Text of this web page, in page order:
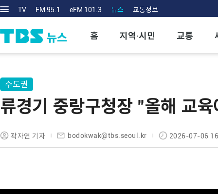
TV FM 95.1 eFM 101.3 뉴스 교통정보
홈 지역·시민 교통
수도권
류경기 중랑구청장 "올해 교
곽자연 기자 bodokwak@tbs.seoul.kr 2026-07-06